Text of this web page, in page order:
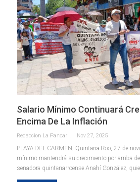
Salario Mínimo Continuará
Encima De La Inflación
Redaccion La Pancarta De Quintana Roo Nov 27, 2025
PLAYA DEL CARMEN, Quintana Roo, 27 de
mínimo mantendrá su crecimiento por arriba
senadora quintanarroense Anahí González,